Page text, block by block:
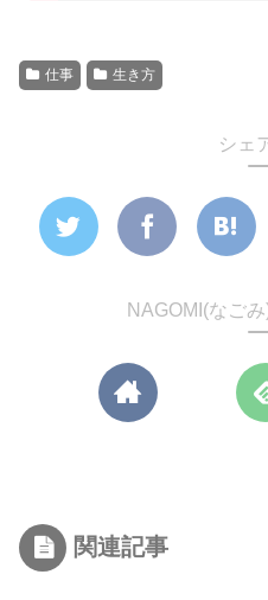
仕事 生き方
シェ
NAGOMI(なご
関連記事